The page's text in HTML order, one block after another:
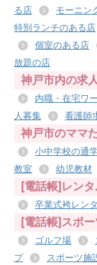
る店
モーニン
特別ランチのある店
個室のある店
放題の店
神戸市内の求
内職・在宅ワ
人募集
看護師
神戸市のママ
小中学校の通
教室
幼児教材
[電話帳]レン
卒業式袴レン
[電話帳]スポー
ゴルフ場
プ
スポーツ施